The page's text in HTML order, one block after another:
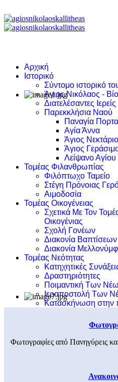
Αρχική
Ιστορικό
Σύντομο ιστορικό
Άγιος Νικόλαος -
Διατελέσαντες Ιερείς
Παρεκκλήσια Ναού
Παναγία
Αγία Άννα
Άγιος
Άγιος
Λείψανο Αγίου
Τομέας Φιλανθρωπίας
Φιλόπτωχο Ταμείο
Στέγη Πρόνοιας
Αιμοδοσία
Τομέας Οικογένειας
Σχετικά Με Τον
Οικογένιας
Σχολή Γονέων
Διακονία Βαπτίσεων
Διακονία
Τομέας Νεότητας
Κατηχητικές
Δραστηριότητες
Ποιμαντική Των
Ιεραποστολή Των
Κατασκήνωση στην
Φωτογραφίες από Πανηγύρεις